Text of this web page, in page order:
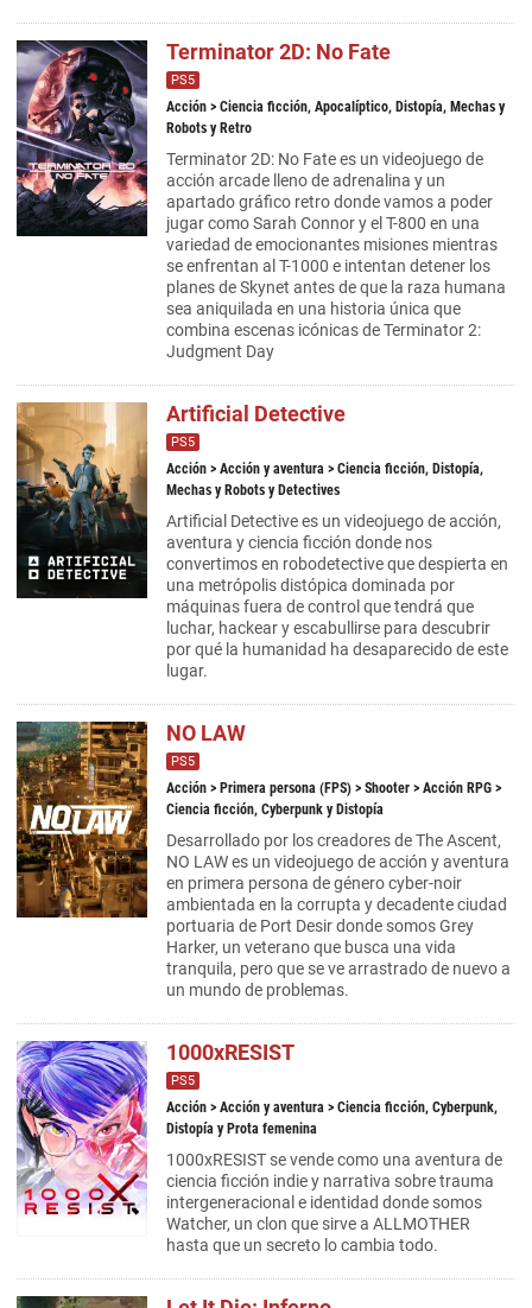
Terminator 2D: No Fate
PS5
Acción > Ciencia ficción, Apocalíptico, Distopía, Mechas y
Robots y Retro
Terminator 2D: No Fate es un videojuego de
acción arcade lleno de adrenalina y un
apartado gráfico retro donde vamos a poder
jugar como Sarah Connor y el T-800 en una
variedad de emocionantes misiones mientras
se enfrentan al T-1000 e intentan detener los
planes de Skynet antes de que la raza humana
sea aniquilada en una historia única que
combina escenas icónicas de Terminator 2:
Judgment Day
Artificial Detective
PS5
Acción > Acción y aventura > Ciencia ficción, Distopía,
Mechas y Robots y Detectives
Artificial Detective es un videojuego de acción,
aventura y ciencia ficción donde nos
convertimos en robodetective que despierta en
una metrópolis distópica dominada por
máquinas fuera de control que tendrá que
luchar, hackear y escabullirse para descubrir
por qué la humanidad ha desaparecido de este
lugar.
NO LAW
PS5
Acción > Primera persona (FPS) > Shooter > Acción RPG >
Ciencia ficción, Cyberpunk y Distopía
Desarrollado por los creadores de The Ascent,
NO LAW es un videojuego de acción y aventura
en primera persona de género cyber-noir
ambientada en la corrupta y decadente ciudad
portuaria de Port Desir donde somos Grey
Harker, un veterano que busca una vida
tranquila, pero que se ve arrastrado de nuevo a
un mundo de problemas.
1000xRESIST
PS5
Acción > Acción y aventura > Ciencia ficción, Cyberpunk,
Distopía y Prota femenina
1000xRESIST se vende como una aventura de
ciencia ficción indie y narrativa sobre trauma
intergeneracional e identidad donde somos
Watcher, un clon que sirve a ALLMOTHER
hasta que un secreto lo cambia todo.